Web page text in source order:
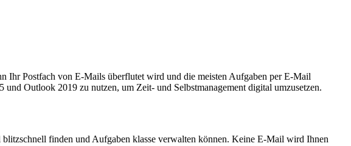
Ihr Postfach von E-Mails überflutet wird und die meisten Aufgaben per E-Mail
Outlook 2019 zu nutzen, um Zeit- und Selbstmanagement digital umzusetzen.
finden und Aufgaben klasse verwalten können. Keine E-Mail wird Ihnen